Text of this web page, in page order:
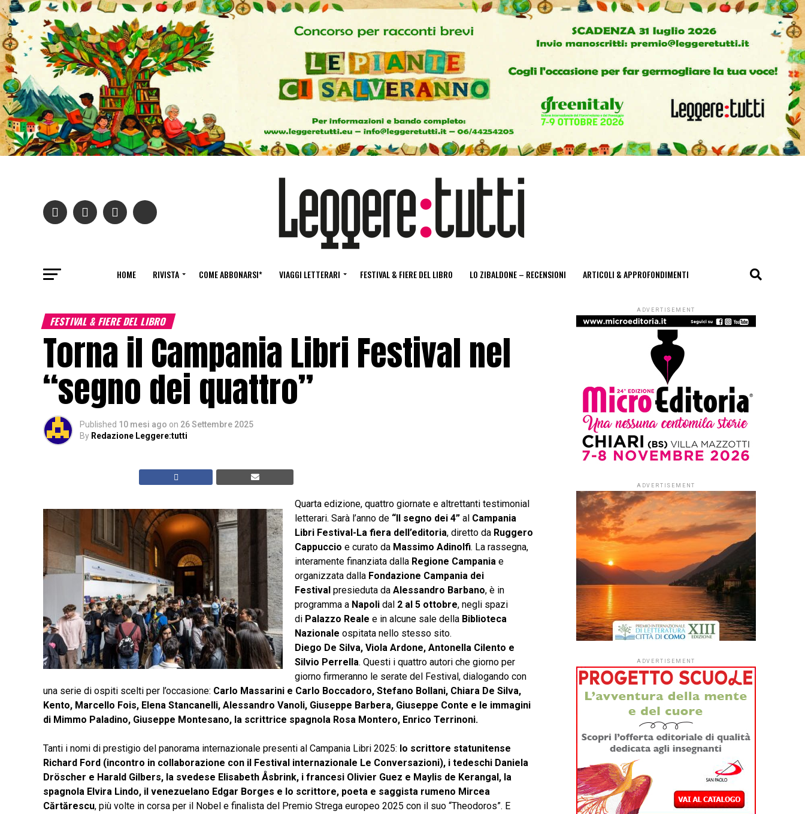
HOME RIVISTA COME ABBONARSI* VIAGGI LETTERARI FESTIVAL & FIERE DEL LIBRO LO ZIBALDONE – RECENSIONI ARTICOLI & APPROFONDIMENTI
FESTIVAL & FIERE DEL LIBRO
Torna il Campania Libri Festival nel
“segno dei quattro”
Published 10 mesi ago on 26 Settembre 2025
By Redazione Leggere:tutti
Quarta edizione, quattro giornate e altrettanti testimonial
letterari. Sarà l’anno de “Il segno dei 4” al Campania
Libri Festival-La fiera dell’editoria, diretto da Ruggero
Cappuccio e curato da Massimo Adinolfi. La rassegna,
interamente finanziata dalla Regione Campania e
organizzata dalla Fondazione Campania dei
Festival presieduta da Alessandro Barbano, è in
programma a Napoli dal 2 al 5 ottobre, negli spazi
di Palazzo Reale e in alcune sale della Biblioteca
Nazionale ospitata nello stesso sito.
Diego De Silva, Viola Ardone, Antonella Cilento e
Silvio Perrella. Questi i quattro autori che giorno per
giorno firmeranno le serate del Festival, dialogando con
una serie di ospiti scelti per l’occasione: Carlo Massarini e Carlo Boccadoro, Stefano Bollani, Chiara De Silva,
Kento, Marcello Fois, Elena Stancanelli, Alessandro Vanoli, Giuseppe Barbera, Giuseppe Conte e le immagini
di Mimmo Paladino, Giuseppe Montesano, la scrittrice spagnola Rosa Montero, Enrico Terrinoni.
Tanti i nomi di prestigio del panorama internazionale presenti al Campania Libri 2025: lo scrittore statunitense
Richard Ford (incontro in collaborazione con il Festival internazionale Le Conversazioni), i tedeschi Daniela
Dröscher e Harald Gilbers, la svedese Elisabeth Åsbrink, i francesi Olivier Guez e Maylis de Kerangal, la
spagnola Elvira Lindo, il venezuelano Edgar Borges e lo scrittore, poeta e saggista rumeno Mircea
Cărtărescu, più volte in corsa per il Nobel e finalista del Premio Strega europeo 2025 con il suo “Theodoros”. E
ADVERTISEMENT
ADVERTISEMENT
ADVERTISEMENT